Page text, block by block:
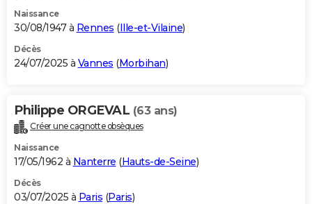
Dictionnaire
Biographies
Citations
Expressions
Proverbes
PROGRAMME TV
S'inscrire
Se connecter
Lycées
Collèges
Primaires
Universités
Entreprises
Service militaire
Avis de recherche
AVIS DE DÉCÈS
Bricolage
Lifestyle
Culture
Sport
Auto
Television
Voyage
Cinema
Naissance
30/08/1947 à Rennes (Ille-et-Vilaine)
Décès
24/07/2025 à Vannes (Morbihan)
Philippe ORGEVAL (63 ans)
Créer une cagnotte obsèques
Naissance
17/05/1962 à Nanterre (Hauts-de-Seine)
Décès
03/07/2025 à Paris (Paris)